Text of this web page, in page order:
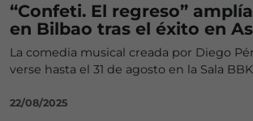
“Confeti. El regreso”
en Bilbao tras el éxito en
La comedia musical creada por Diego
verse hasta el 31 de agosto en la Sala BBK
22/08/2025